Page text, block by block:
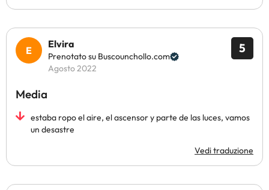
5
Elvira
Prenotato su Buscounchollo.com
Agosto 2022
Media
estaba ropo el aire, el ascensor y parte de las luces, vamos
un desastre
Vedi traduzione